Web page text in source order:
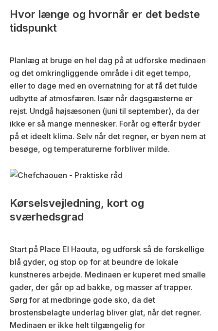
Hvor længe og hvornår er det bedste
tidspunkt
Planlæg at bruge en hel dag på at udforske medinaen
og det omkringliggende område i dit eget tempo,
eller to dage med en overnatning for at få det fulde
udbytte af atmosfæren. Især når dagsgæsterne er
rejst. Undgå højsæsonen (juni til september), da der
ikke er så mange mennesker. Forår og efterår byder
på et ideelt klima. Selv når det regner, er byen nem at
besøge, og temperaturerne forbliver milde.
Kørselsvejledning, kort og
sværhedsgrad
Start på Place El Haouta, og udforsk så de forskellige
blå gyder, og stop op for at beundre de lokale
kunstneres arbejde. Medinaen er kuperet med smalle
gader, der går op ad bakke, og masser af trapper.
Sørg for at medbringe gode sko, da det
brostensbelagte underlag bliver glat, når det regner.
Medinaen er ikke helt tilgængelig for